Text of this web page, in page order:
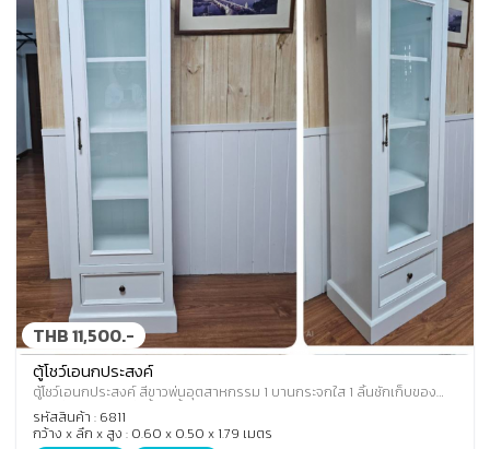
THB 11,500.-
ตู้โชว์เอนกประสงค์
ตู้โชว์เอนกประสงค์ สีขาวพ่นอุตสาหกรรม 1 บานกระจกใส 1 ลิ้นชักเก็บของ
ด้านล่าง ด้านในแบ่งชั้น 3 ชั้น 4
รหัสสินค้า : 6811
กว้าง x ลึก x สูง : 0.60 x 0.50 x 1.79 เมตร